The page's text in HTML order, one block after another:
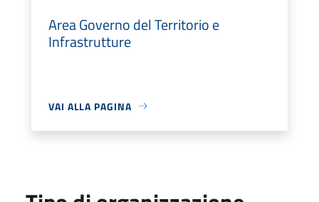
Area Governo del Territorio e
Infrastrutture
VAI ALLA PAGINA